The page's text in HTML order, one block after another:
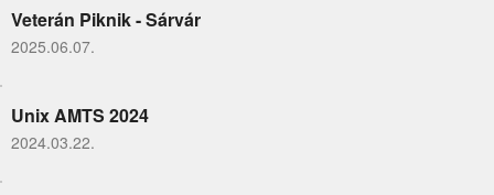
Veterán Piknik - Sárvár
2025.06.07.
Unix AMTS 2024
2024.03.22.